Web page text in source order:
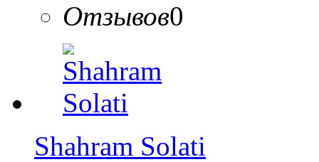
Отзывов0
Shahram Solati